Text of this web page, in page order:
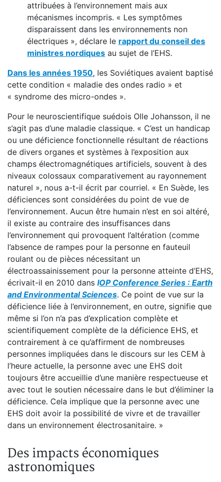
attribuées à l’environnement mais aux
mécanismes incompris. « Les symptômes
disparaissent dans les environnements non
électriques », déclare le rapport du conseil des
ministres nordiques au sujet de l’EHS.
Dans les années 1950, les Soviétiques avaient baptisé
cette condition « maladie des ondes radio » et
« syndrome des micro-ondes ».
Pour le neuroscientifique suédois Olle Johansson, il ne
s’agit pas d’une maladie classique. « C’est un handicap
ou une déficience fonctionnelle résultant de réactions
de divers organes et systèmes à l’exposition aux
champs électromagnétiques artificiels, souvent à des
niveaux colossaux comparativement au rayonnement
naturel », nous a-t-il écrit par courriel. « En Suède, les
déficiences sont considérées du point de vue de
l’environnement. Aucun être humain n’est en soi altéré,
il existe au contraire des insuffisances dans
l’environnement qui provoquent l’altération (comme
l’absence de rampes pour la personne en fauteuil
roulant ou de pièces nécessitant un
électroassainissement pour la personne atteinte d’EHS,
écrivait-il en 2010 dans IOP Conference Series : Earth
and Environmental Sciences. Ce point de vue sur la
déficience liée à l’environnement, en outre, signifie que
même si l’on n’a pas d’explication complète et
scientifiquement complète de la déficience EHS, et
contrairement à ce qu’affirment de nombreuses
personnes impliquées dans le discours sur les CEM à
l’heure actuelle, la personne avec une EHS doit
toujours être accueillie d’une manière respectueuse et
avec tout le soutien nécessaire dans le but d’éliminer la
déficience. Cela implique que la personne avec une
EHS doit avoir la possibilité de vivre et de travailler
dans un environnement électrosanitaire. »
Des impacts économiques
astronomiques